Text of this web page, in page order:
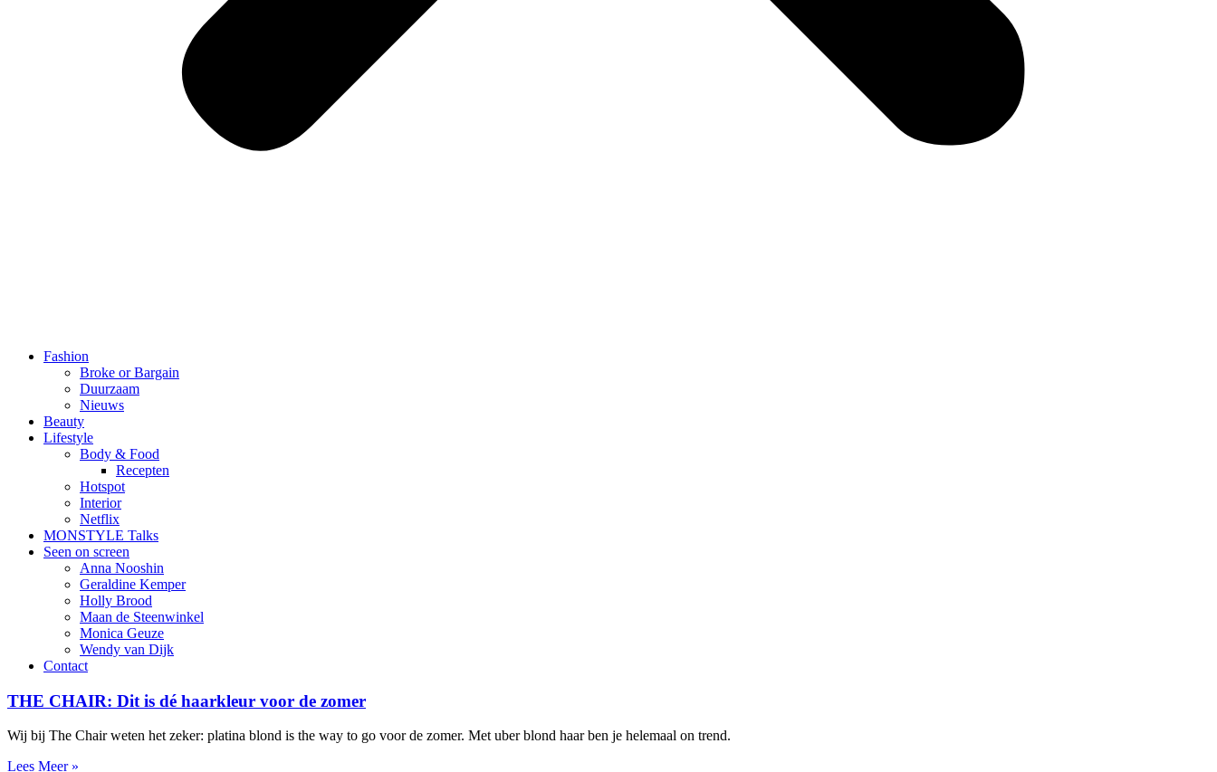
Fashion
Broke or Bargain
Duurzaam
Nieuws
Beauty
Lifestyle
Body & Food
Recepten
Hotspot
Interior
Netflix
MONSTYLE Talks
Seen on screen
Anna Nooshin
Geraldine Kemper
Holly Brood
Maan de Steenwinkel
Monica Geuze
Wendy van Dijk
Contact
THE CHAIR: Dit is dé haarkleur voor de zomer
Wij bij The Chair weten het zeker: platina blond is the way to go voor de zomer. Met uber blond haar ben je helemaal on trend.
Lees Meer »